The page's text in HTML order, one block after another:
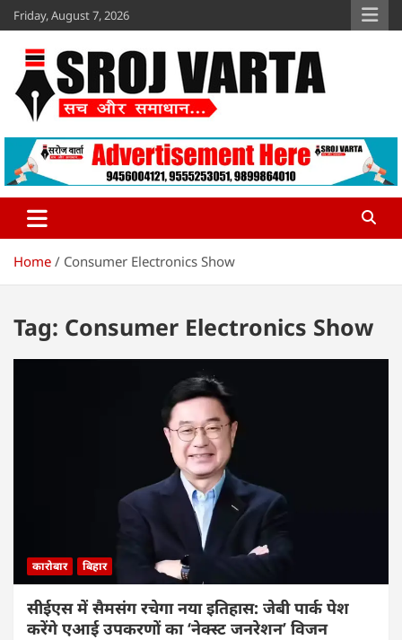
Skip
to
content
Friday, August 7, 2026
Sroj Varta
www.srojvarta.in
Home Consumer Electronics Show
Tag: Consumer Electronics Show
कारोबार बिहार
सीईएस में सैमसंग रचेगा नया इतिहास: जेबी पार्क पेश
करेंगे एआई उपकरणों का ‘नेक्स्ट जनरेशन’ विजन